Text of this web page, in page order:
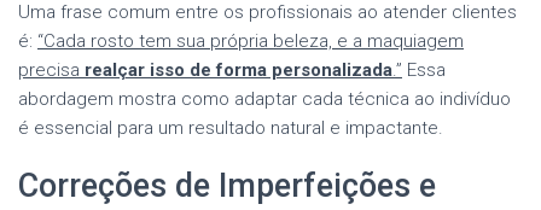
Uma frase comum entre os profissionais ao atender clientes
é: “Cada rosto tem sua própria beleza, e a maquiagem
precisa realçar isso de forma personalizada.” Essa
abordagem mostra como adaptar cada técnica ao indivíduo
é essencial para um resultado natural e impactante.
Correções de Imperfeições e